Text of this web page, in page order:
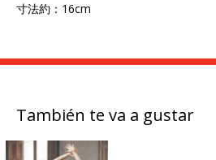
寸法約：16cm
También te va a gustar